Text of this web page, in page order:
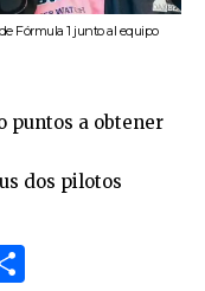
Fórmula 1 junto al equipo
puntos a obtener
dos pilotos